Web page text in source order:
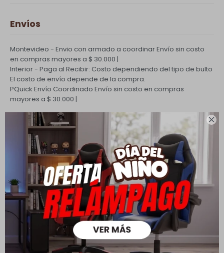

Envíos
Montevideo - Envio con armado a coordinarEnvío sin costo
en compras mayores a $ 30.000 |
Interior - Paga al Recibir: Costo dependiendo del tipo de bulto
El costo de envío depende de la compra.
PQuick Envío Coordinado Envío sin costo en compras
mayores a $ 30.000 |
Cambios y Devoluciones
Todas las compras realizadas tienen un plazo de 5 días para
su cambio.
Ver mas
Medios de pago